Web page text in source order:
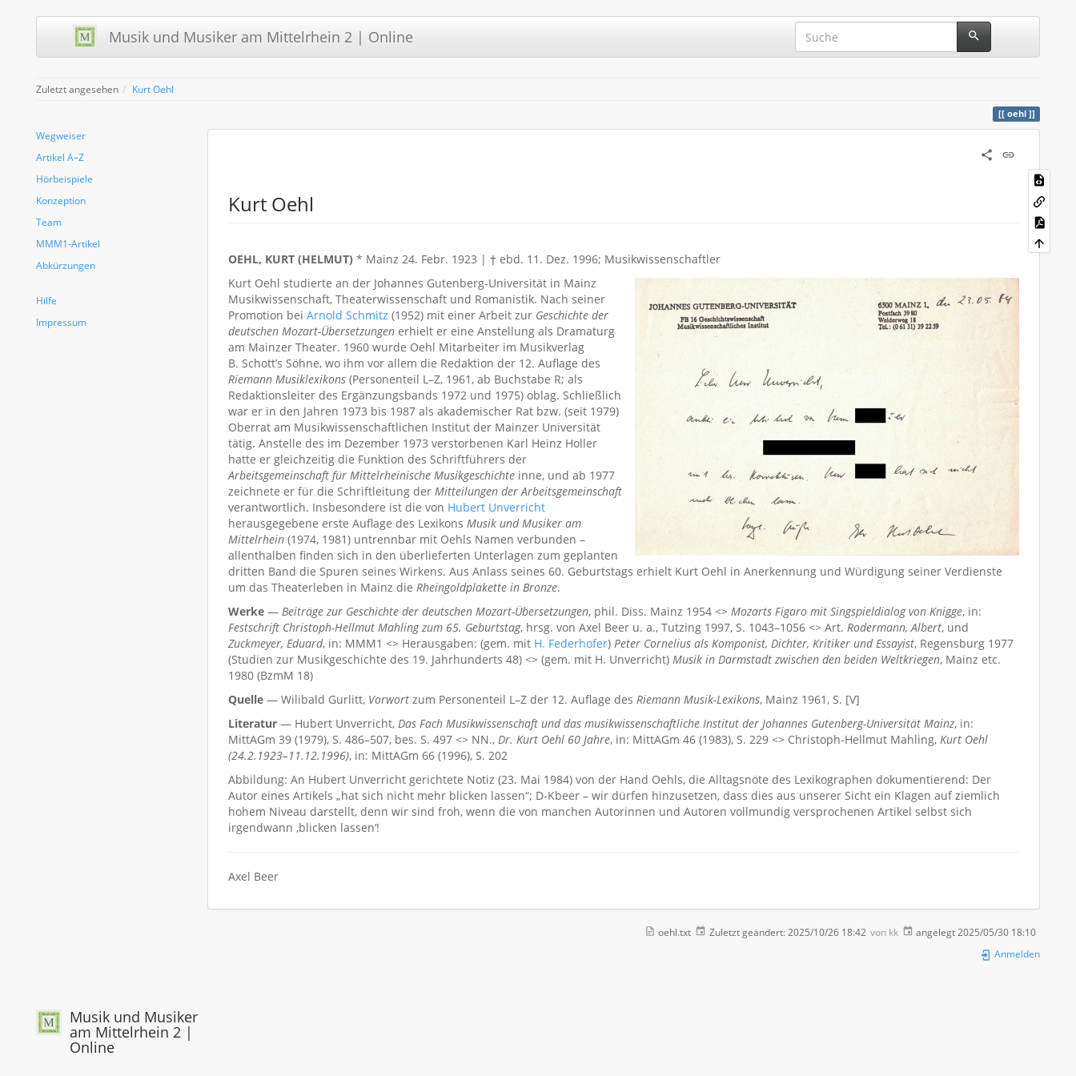
Musik und Musiker am Mittelrhein 2 | Online
Zuletzt angesehen Kurt Oehl
oehl
Wegweiser
Artikel A–Z
Hörbeispiele
Konzeption
Team
MMM1-Artikel
Abkürzungen
Hilfe
Impressum
Kurt Oehl
OEHL, KURT (HELMUT) * Mainz 24. Febr. 1923 | † ebd. 11. Dez. 1996; Musikwissenschaftler
Kurt Oehl studierte an der Johannes Gutenberg-Universität in Mainz
Musikwissenschaft, Theaterwissenschaft und Romanistik. Nach seiner
Promotion bei Arnold Schmitz (1952) mit einer Arbeit zur Geschichte der
deutschen Mozart-Übersetzungen erhielt er eine Anstellung als Dramaturg
am Mainzer Theater. 1960 wurde Oehl Mitarbeiter im Musikverlag
B. Schott’s Söhne, wo ihm vor allem die Redaktion der 12. Auflage des
Riemann Musiklexikons (Personenteil L–Z, 1961, ab Buchstabe R; als
Redaktionsleiter des Ergänzungsbands 1972 und 1975) oblag. Schließlich
war er in den Jahren 1973 bis 1987 als akademischer Rat bzw. (seit 1979)
Oberrat am Musikwissenschaftlichen Institut der Mainzer Universität
tätig. Anstelle des im Dezember 1973 verstorbenen Karl Heinz Holler
hatte er gleichzeitig die Funktion des Schriftführers der
Arbeitsgemeinschaft für Mittelrheinische Musikgeschichte inne, und ab 1977
zeichnete er für die Schriftleitung der Mitteilungen der Arbeitsgemeinschaft
verantwortlich. Insbesondere ist die von Hubert Unverricht
herausgegebene erste Auflage des Lexikons Musik und Musiker am
Mittelrhein (1974, 1981) untrennbar mit Oehls Namen verbunden –
allenthalben finden sich in den überlieferten Unterlagen zum geplanten
dritten Band die Spuren seines Wirkens. Aus Anlass seines 60. Geburtstags erhielt Kurt Oehl in Anerkennung und Würdigung seiner Verdienste
um das Theaterleben in Mainz die Rheingoldplakette in Bronze.
Werke — Beiträge zur Geschichte der deutschen Mozart-Übersetzungen, phil. Diss. Mainz 1954 <> Mozarts Figaro mit Singspieldialog von Knigge, in:
Festschrift Christoph-Hellmut Mahling zum 65. Geburtstag, hrsg. von Axel Beer u. a., Tutzing 1997, S. 1043–1056 <> Art. Rodermann, Albert, und
Zuckmeyer, Eduard, in: MMM1 <> Herausgaben: (gem. mit H. Federhofer) Peter Cornelius als Komponist, Dichter, Kritiker und Essayist, Regensburg 1977
(Studien zur Musikgeschichte des 19. Jahrhunderts 48) <> (gem. mit H. Unverricht) Musik in Darmstadt zwischen den beiden Weltkriegen, Mainz etc.
1980 (BzmM 18)
Quelle — Wilibald Gurlitt, Vorwort zum Personenteil L–Z der 12. Auflage des Riemann Musik-Lexikons, Mainz 1961, S. [V]
Literatur — Hubert Unverricht, Das Fach Musikwissenschaft und das musikwissenschaftliche Institut der Johannes Gutenberg-Universität Mainz, in:
MittAGm 39 (1979), S. 486–507, bes. S. 497 <> NN., Dr. Kurt Oehl 60 Jahre, in: MittAGm 46 (1983), S. 229 <> Christoph-Hellmut Mahling, Kurt Oehl
(24.2.1923–11.12.1996), in: MittAGm 66 (1996), S. 202
Abbildung: An Hubert Unverricht gerichtete Notiz (23. Mai 1984) von der Hand Oehls, die Alltagsnöte des Lexikographen dokumentierend: Der
Autor eines Artikels „hat sich nicht mehr blicken lassen“; D-Kbeer – wir dürfen hinzusetzen, dass dies aus unserer Sicht ein Klagen auf ziemlich
hohem Niveau darstellt, denn wir sind froh, wenn die von manchen Autorinnen und Autoren vollmundig versprochenen Artikel selbst sich
irgendwann ‚blicken lassen‘!
Axel Beer
oehl.txt Zuletzt geändert: 2025/10/26 18:42 von kk angelegt 2025/05/30 18:10
Anmelden
Musik und Musiker
am Mittelrhein 2 |
Online